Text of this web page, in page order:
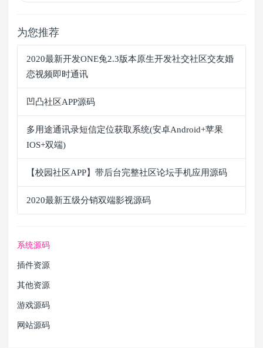
为您推荐
2020最新开发ONE兔2.3版本原生开发社交社区交友婚
恋视频即时通讯
凹凸社区APP源码
多用途通讯录短信定位获取系统(安卓Android+苹果
IOS+双端)
【校园社区APP】带后台完整社区论坛手机应用源码
2020最新五级分销双端影视源码
系统源码
插件资源
其他资源
游戏源码
网站源码